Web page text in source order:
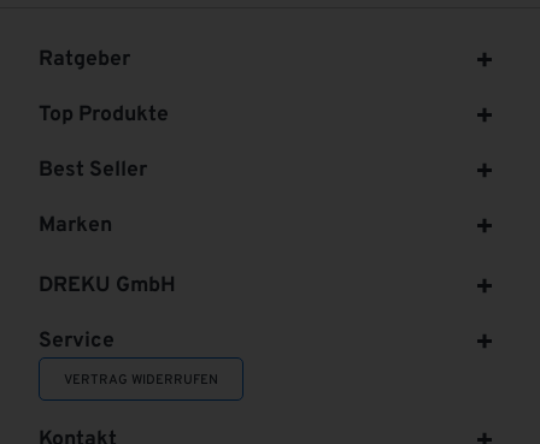
Ratgeber
Top Produkte
Best Seller
Marken
DREKU GmbH
Service
VERTRAG WIDERRUFEN